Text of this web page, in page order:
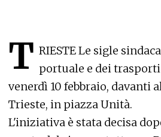
T RIESTE Le sigle
portuale e dei
venerdì 10 febbraio, davanti
Trieste, in piazza Unità.
L'iniziativa è stata decisa